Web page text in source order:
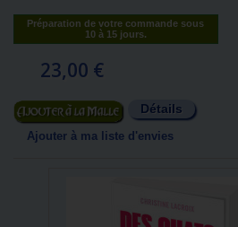
Préparation de votre commande sous
10 à 15 jours.
23,00 €
Ajouter au panier Détails
Ajouter à ma liste d'envies